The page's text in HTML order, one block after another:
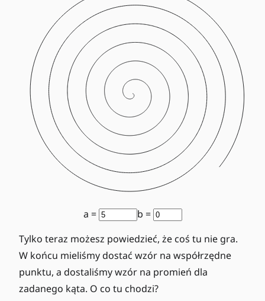
a =
b =
Tylko teraz możesz powiedzieć, że coś tu nie gra.
W końcu mieliśmy dostać wzór na współrzędne
punktu, a dostaliśmy wzór na promień dla
zadanego kąta. O co tu chodzi?